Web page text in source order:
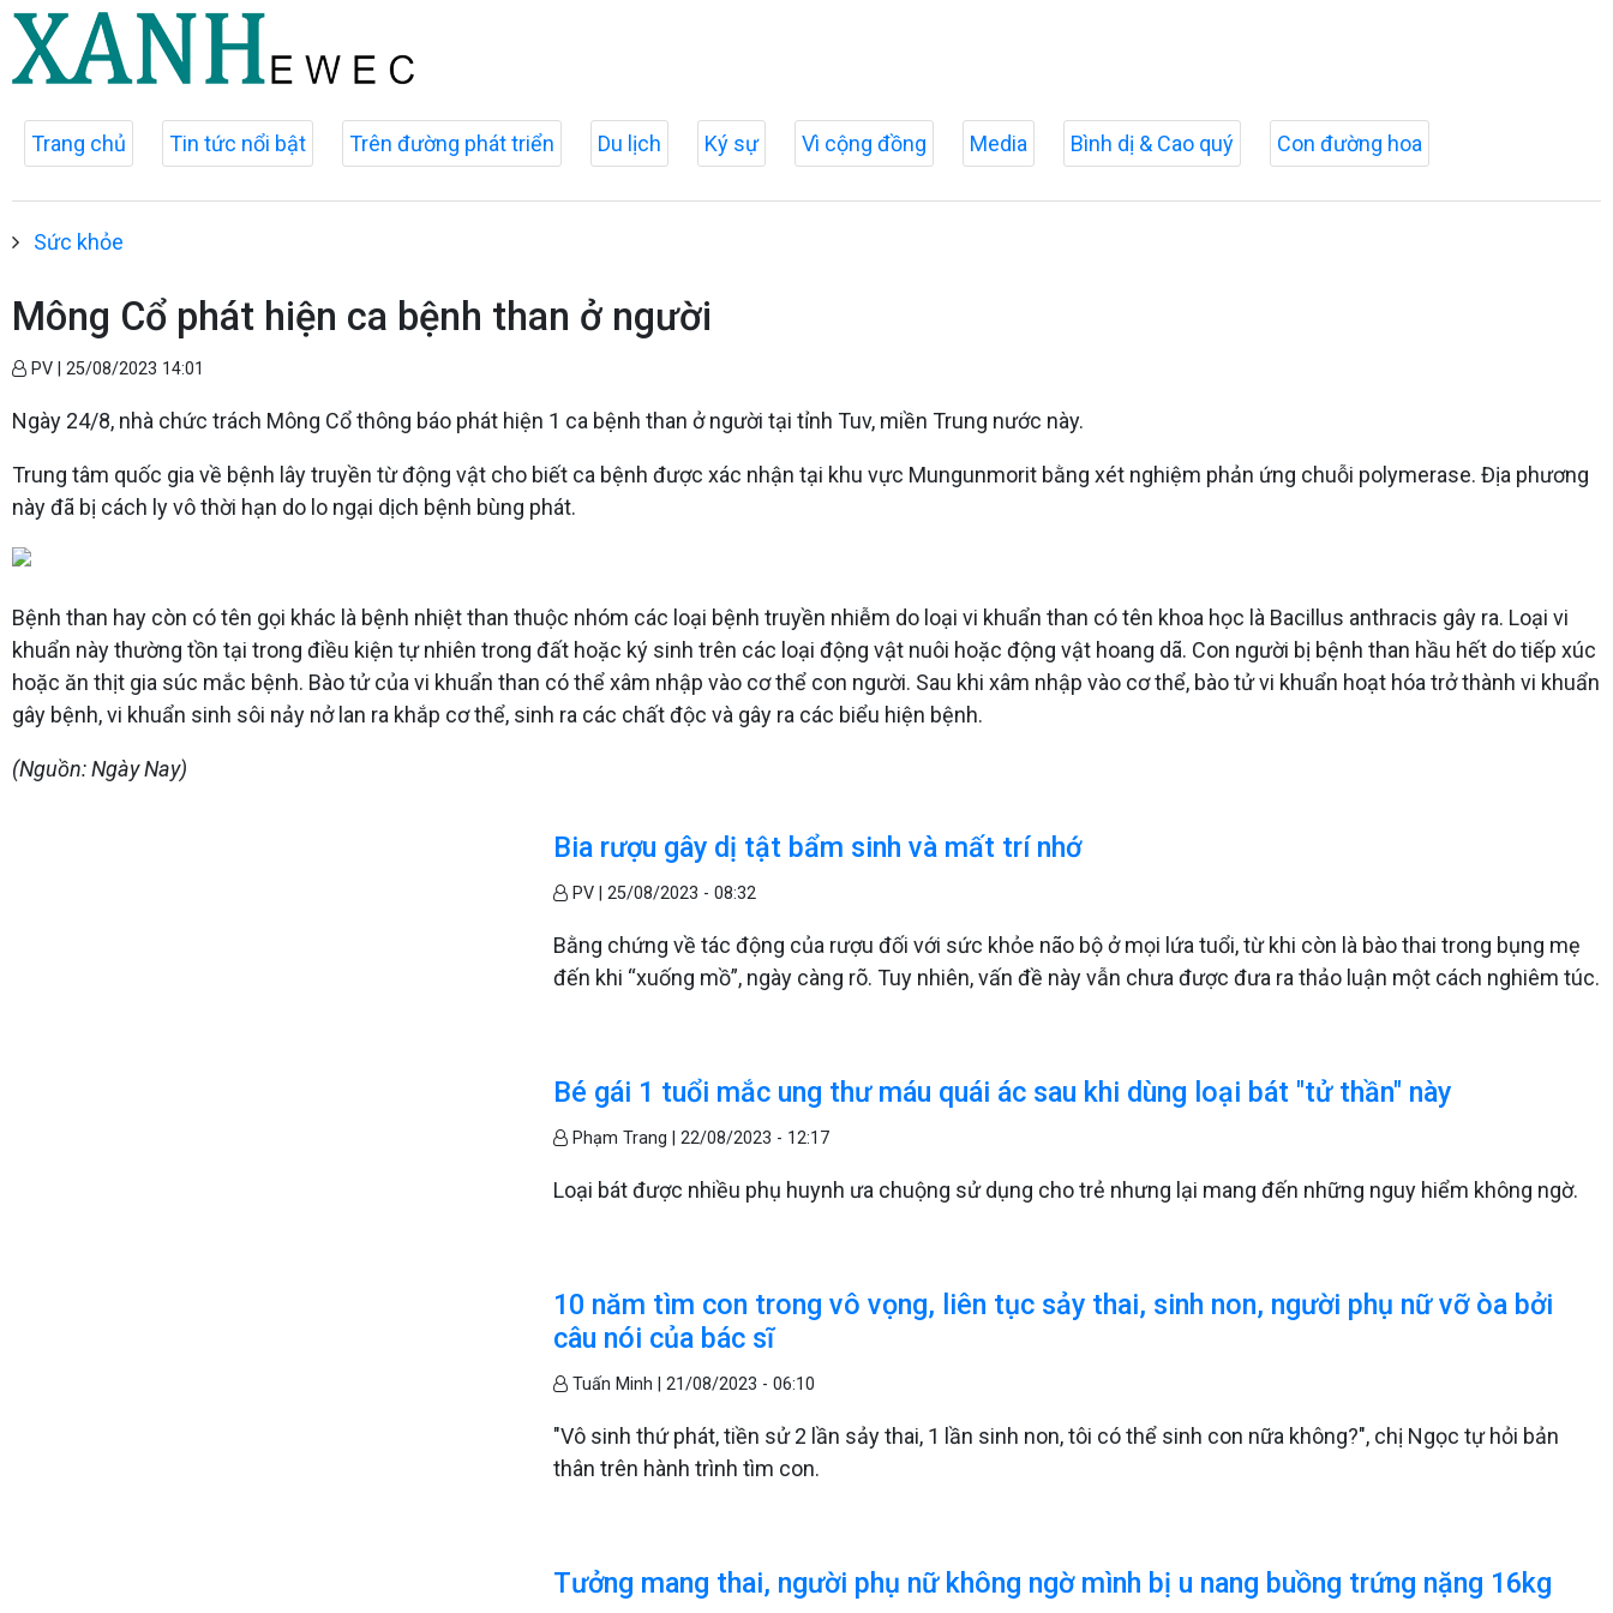
Trang chủ Tin tức nổi bật Trên đường phát triển Du lịch Ký sự Vì cộng đồng Media Bình dị & Cao quý Con đường hoa
Sức khỏe
Mông Cổ phát hiện ca bệnh than ở người
PV | 25/08/2023 14:01
Ngày 24/8, nhà chức trách Mông Cổ thông báo phát hiện 1 ca bệnh than ở người tại tỉnh Tuv, miền Trung nước này.
Trung tâm quốc gia về bệnh lây truyền từ động vật cho biết ca bệnh được xác nhận tại khu vực Mungunmorit bằng xét nghiệm phản ứng chuỗi polymerase. Địa phương
này đã bị cách ly vô thời hạn do lo ngại dịch bệnh bùng phát.
Bệnh than hay còn có tên gọi khác là bệnh nhiệt than thuộc nhóm các loại bệnh truyền nhiễm do loại vi khuẩn than có tên khoa học là Bacillus anthracis gây ra. Loại vi
khuẩn này thường tồn tại trong điều kiện tự nhiên trong đất hoặc ký sinh trên các loại động vật nuôi hoặc động vật hoang dã. Con người bị bệnh than hầu hết do tiếp xúc
hoặc ăn thịt gia súc mắc bệnh. Bào tử của vi khuẩn than có thể xâm nhập vào cơ thể con người. Sau khi xâm nhập vào cơ thể, bào tử vi khuẩn hoạt hóa trở thành vi khuẩn
gây bệnh, vi khuẩn sinh sôi nảy nở lan ra khắp cơ thể, sinh ra các chất độc và gây ra các biểu hiện bệnh.
(Nguồn: Ngày Nay)
Bia rượu gây dị tật bẩm sinh và mất trí nhớ
PV |25/08/2023 - 08:32
Bằng chứng về tác động của rượu đối với sức khỏe não bộ ở mọi lứa tuổi, từ khi còn là bào thai trong bụng mẹ
đến khi “xuống mồ”, ngày càng rõ. Tuy nhiên, vấn đề này vẫn chưa được đưa ra thảo luận một cách nghiêm túc.
Bé gái 1 tuổi mắc ung thư máu quái ác sau khi dùng loại bát "tử thần" này
Phạm Trang |22/08/2023 - 12:17
Loại bát được nhiều phụ huynh ưa chuộng sử dụng cho trẻ nhưng lại mang đến những nguy hiểm không ngờ.
10 năm tìm con trong vô vọng, liên tục sảy thai, sinh non, người phụ nữ vỡ òa bởi
câu nói của bác sĩ
Tuấn Minh |21/08/2023 - 06:10
"Vô sinh thứ phát, tiền sử 2 lần sảy thai, 1 lần sinh non, tôi có thể sinh con nữa không?", chị Ngọc tự hỏi bản
thân trên hành trình tìm con.
Tưởng mang thai, người phụ nữ không ngờ mình bị u nang buồng trứng nặng 16kg